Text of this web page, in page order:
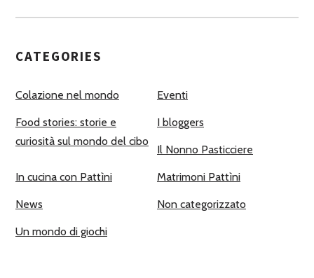
CATEGORIES
Colazione nel mondo Eventi
Food stories: storie e
curiosità sul mondo del cibo
I bloggers
Il Nonno Pasticciere
In cucina con Pattìni Matrimoni Pattìni
News Non categorizzato
Un mondo di giochi